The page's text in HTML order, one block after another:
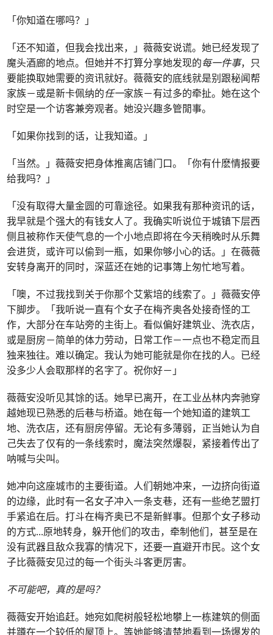
「你知道在哪吗？」
「还不知道，但我会找出来，」薇薇安说谎。她已经发现了
魔头酒廊的地点。但她并不打算分享她发现的每一件事，只
要能换取她需要的资讯就好。薇薇安的底线就是别跟秘闻帮
家族－或是新卡佩纳的任一家族－有过多的牵扯。她在这个
时空是一个访客兼旁观者。她没兴趣多管閒事。
「如果你找到的话，让我知道。」
「当然。」薇薇安把身体推离店铺门口。「你有什麽情报要
给我吗？」
「没有取得大量金圆的可靠途径。如果我有那种资讯的话，
我早就是个强大的有钱女人了。我确实听说位于城镇下层西
侧且被称作天使气息的一个小地点即将在今天稍晚时从乐舞
会进货，或许可以偷到一瓶，如果你够小心的话。」在薇薇
安转身离开的同时，深蓝还在她的记事簿上匆忙地写着。
「噢，不过我找到关于你那个艾紫培的线索了。」薇薇安停
下脚步。「我听说一直有个女子在梅齐奥各处接奇怪的工
作，大部分在车站旁的主街上。看似偏好建筑业、洗衣店，
或是厨房－简单的体力劳动，日常工作－一点也不稳定而且
独来独往。难以确定。我认为她可能就是你在找的人。已经
没多少人会取那样的名字了。祝你好－」
薇薇安没听见其馀的话。她早已离开，在工业丛林内奔驰穿
越她现已熟悉的后巷与桥道。她在每一个她知道的建筑工
地、洗衣店，还有厨房停留。无论有多薄弱，正当她认为自
己失去了仅有的一条线索时，魔法突然爆裂，紧接着传出了
呐喊与尖叫。
她冲向这座城市的主要街道。人们朝她冲来，一边挤向街道
的边缘，此时有一名女子冲入一条支巷，还有一些绝艺盟打
手紧追在后。打斗在梅齐奥已不是新鲜事。但那个女子移动
的方式...原地转身，躲开他们的攻击，牵制他们，甚至是在
没有武器且敌众我寡的情况下，还要一直避开市民。这个女
子比薇薇安见过的每一个街头斗客更厉害。
不可能吧，真的是吗？
薇薇安开始追赶。她宛如爬树般轻松地攀上一栋建筑的侧面
并蹲在一个较低的屋顶上。等她能够清楚地看到一场爆发的